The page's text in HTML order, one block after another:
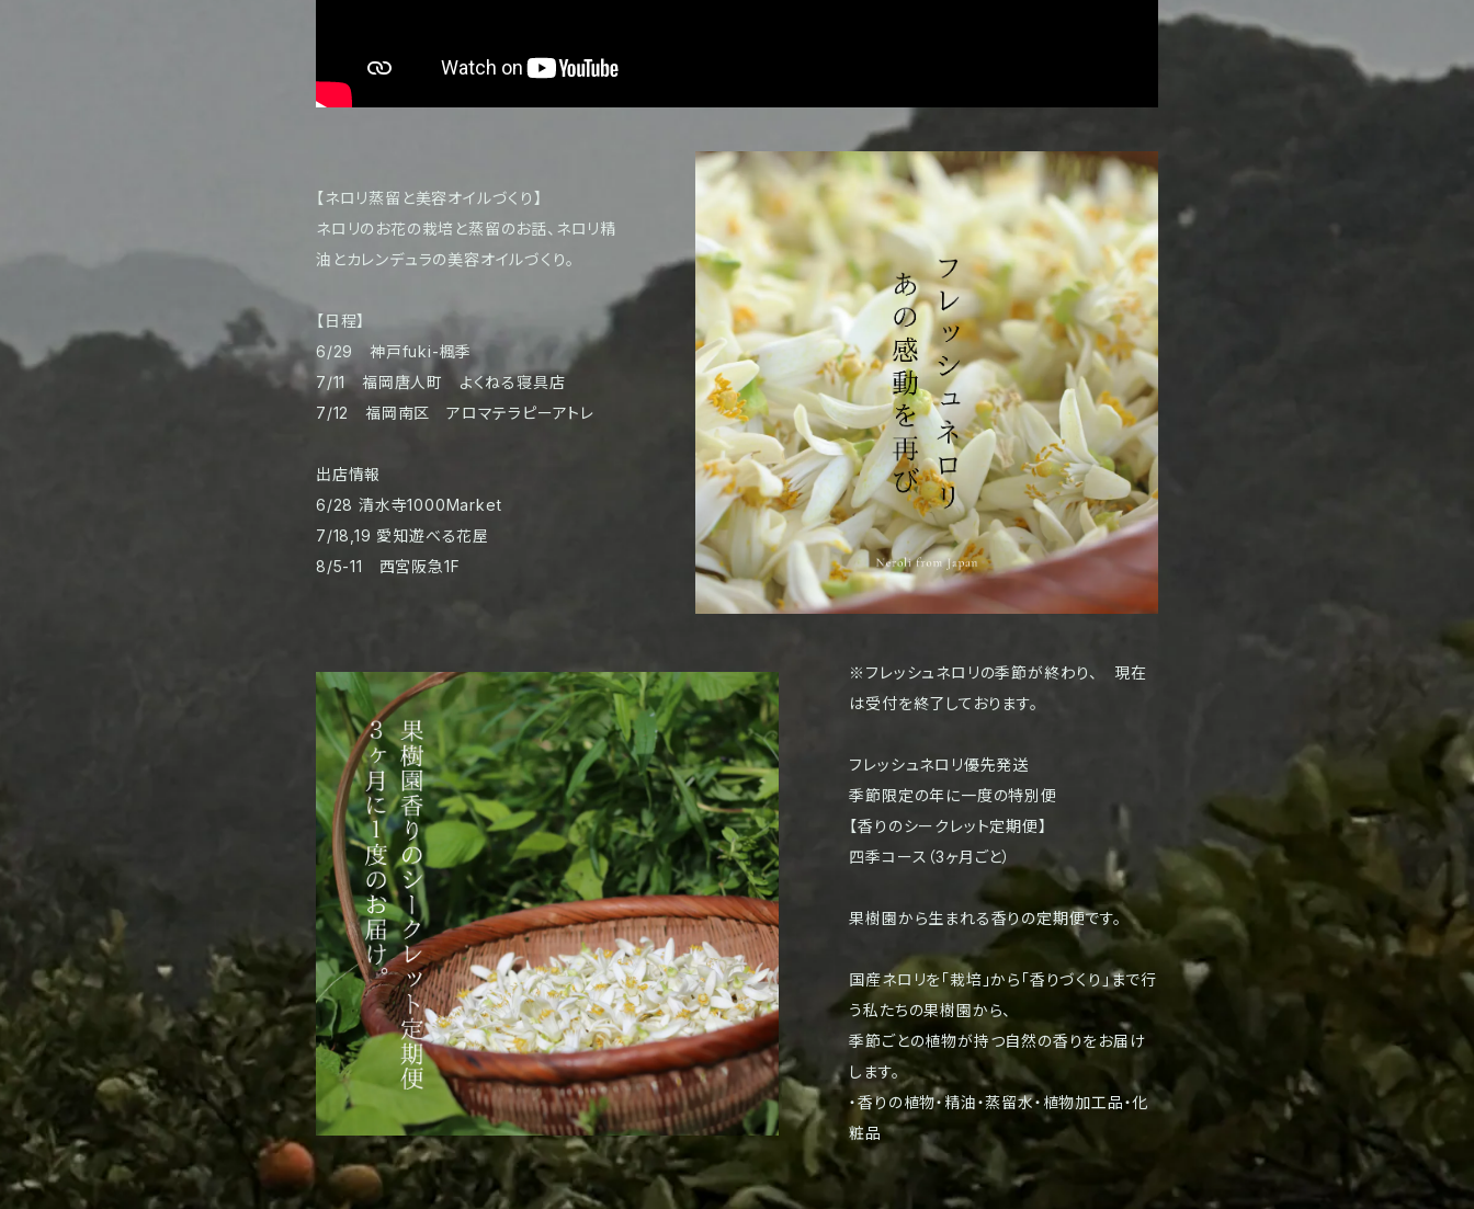
【ネロリ蒸留と美容オイルづくり】
ネロリのお花の栽培と蒸留のお話、ネロリ精
油とカレンデュラの美容オイルづくり。
【日程】
6/29 神戸fuki-楓季
7/11 福岡唐人町 よくねる寝具店
7/12 福岡南区 アロマテラピーアトレ
出店情報
6/28 清水寺1000Market
7/18,19 愛知遊べる花屋
8/5-11 西宮阪急1F
※フレッシュネロリの季節が終わり、 現在
は受付を終了しております。
フレッシュネロリ優先発送
季節限定の年に一度の特別便
【香りのシークレット定期便】
四季コース（3ヶ月ごと）
果樹園から生まれる香りの定期便です。
国産ネロリを「栽培」から「香りづくり」まで行
う私たちの果樹園から、
季節ごとの植物が持つ自然の香りをお届け
します。
・香りの植物・精油・蒸留水・植物加工品・化
粧品